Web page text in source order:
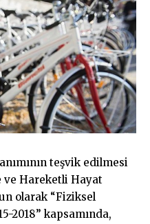
teşvik edilmesi
ve Hareketli Hayat
olarak “Fiziksel
2018” kapsamında,